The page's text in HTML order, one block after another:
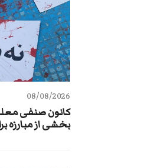
08/08/2026
کانون صنفی
بخشی از مبارزه